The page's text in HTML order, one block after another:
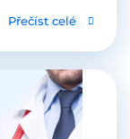
Přečíst celé